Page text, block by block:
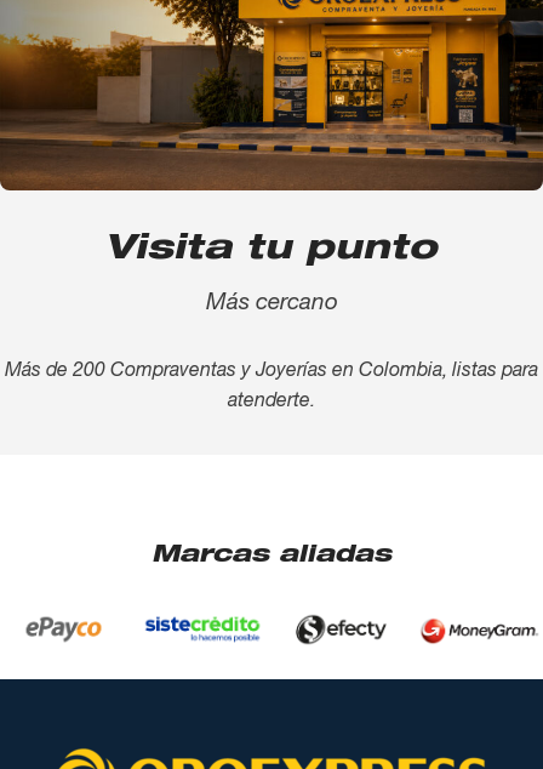
Visita tu punto
Más cercano
Más de 200 Compraventas y Joyerías en Colombia, listas para
atenderte.
Marcas aliadas